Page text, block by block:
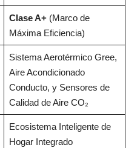
Clase A+(Marco de
Máxima Eficiencia)
Sistema Aerotérmico Gree,
Aire Acondicionado
Conducto, y Sensores de
Calidad de Aire CO₂
Ecosistema Inteligente de
Hogar Integrado